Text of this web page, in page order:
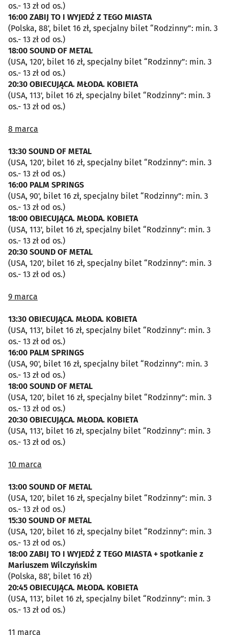
os.- 13 zł od os.)
16:00 ZABIJ TO I WYJEDŹ Z TEGO MIASTA
(Polska, 88', bilet 16 zł, specjalny bilet “Rodzinny”: min. 3
os.- 13 zł od os.)
18:00 SOUND OF METAL
(USA, 120', bilet 16 zł, specjalny bilet “Rodzinny”: min. 3
os.- 13 zł od os.)
20:30 OBIECUJĄCA. MŁODA. KOBIETA
(USA, 113', bilet 16 zł, specjalny bilet “Rodzinny”: min. 3
os.- 13 zł od os.)
8 marca
13:30 SOUND OF METAL
(USA, 120', bilet 16 zł, specjalny bilet “Rodzinny”: min. 3
os.- 13 zł od os.)
16:00 PALM SPRINGS
(USA, 90', bilet 16 zł, specjalny bilet “Rodzinny”: min. 3
os.- 13 zł od os.)
18:00 OBIECUJĄCA. MŁODA. KOBIETA
(USA, 113', bilet 16 zł, specjalny bilet “Rodzinny”: min. 3
os.- 13 zł od os.)
20:30 SOUND OF METAL
(USA, 120', bilet 16 zł, specjalny bilet “Rodzinny”: min. 3
os.- 13 zł od os.)
9 marca
13:30 OBIECUJĄCA. MŁODA. KOBIETA
(USA, 113', bilet 16 zł, specjalny bilet “Rodzinny”: min. 3
os.- 13 zł od os.)
16:00 PALM SPRINGS
(USA, 90', bilet 16 zł, specjalny bilet “Rodzinny”: min. 3
os.- 13 zł od os.)
18:00 SOUND OF METAL
(USA, 120', bilet 16 zł, specjalny bilet “Rodzinny”: min. 3
os.- 13 zł od os.)
20:30 OBIECUJĄCA. MŁODA. KOBIETA
(USA, 113', bilet 16 zł, specjalny bilet “Rodzinny”: min. 3
os.- 13 zł od os.)
10 marca
13:00 SOUND OF METAL
(USA, 120', bilet 16 zł, specjalny bilet “Rodzinny”: min. 3
os.- 13 zł od os.)
15:30 SOUND OF METAL
(USA, 120', bilet 16 zł, specjalny bilet “Rodzinny”: min. 3
os.- 13 zł od os.)
18:00 ZABIJ TO I WYJEDŹ Z TEGO MIASTA + spotkanie z
Mariuszem Wilczyńskim
(Polska, 88', bilet 16 zł)
20:45 OBIECUJĄCA. MŁODA. KOBIETA
(USA, 113', bilet 16 zł, specjalny bilet “Rodzinny”: min. 3
os.- 13 zł od os.)
11 marca